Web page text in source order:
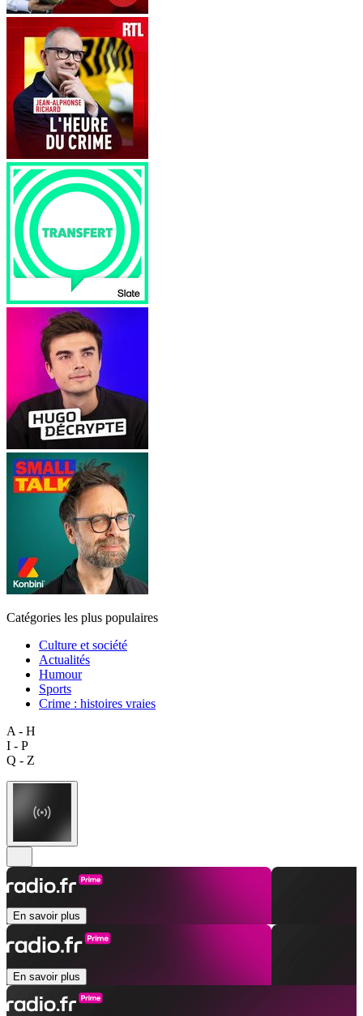
Catégories les plus populaires
Culture et société
Actualités
Humour
Sports
Crime : histoires vraies
A - H
I - P
Q - Z
En savoir plus
En savoir plus